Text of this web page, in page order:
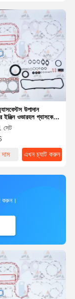
উপাদান
ইঞ্জিন ওভারহল গ্যাসকেট
ইঞ্জিন গ্যাসকেট সেট
সেট
এখন চ্যাট করুন
করুন।